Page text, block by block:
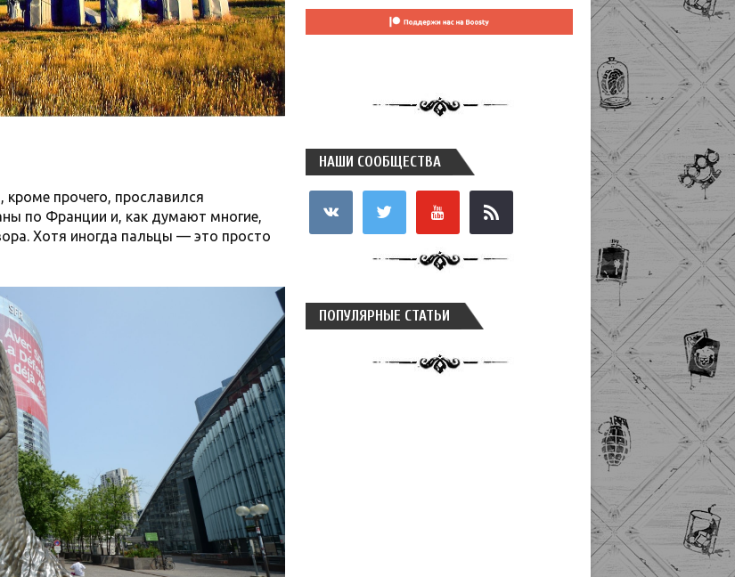
кроме прочего, прославился
по Франции и, как думают многие,
Хотя иногда пальцы — это просто
НАШИ СООБЩЕСТВА
ПОПУЛЯРНЫЕ СТАТЬИ